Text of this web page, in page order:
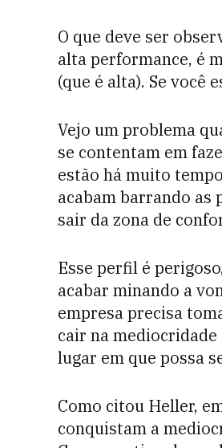
O que deve ser
alta performance, é
(que é alta). Se você
Vejo um problema
se contentam em
estão há muito
acabam barrando as
sair da zona de
Esse perfil é
acabar minando a
empresa precisa
cair na
lugar em que possa
Como citou Heller,
conquistam a